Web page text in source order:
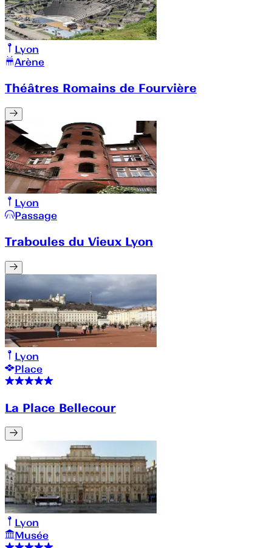
Lyon
Arène
Théâtres Romains de Fourvière
Lyon
Passage
Traboules du Vieux Lyon
Lyon
Place
La Place Bellecour
Lyon
Musée